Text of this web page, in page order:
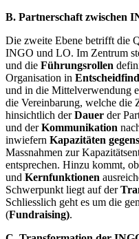
B. Partnerschaft zwischen
Die zweite Ebene betrifft die
INGO und LO. Im Zentrum
und die Führungsrollen
Organisation in
und in die Mittelverwendung
die Vereinbarung, welche die
hinsichtlich derDauer der
und derKommunikation
inwiefern Kapazitäten
Massnahmen zur
entsprechen. Hinzu kommt,
und Kernfunktionen
Schwerpunkt liegt auf der
Schliesslich geht es um die
(Fundraising).